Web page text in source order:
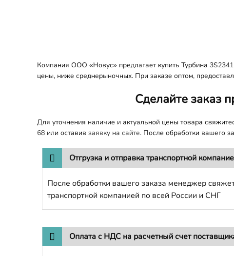
Компания ООО «Новус» предлагает купить Турбина
цены, ниже среднерыночных. При заказе оптом,
Сделайте заказ
Для уточнения наличие и актуальной цены товара
68 или оставив заявку на сайте. После обработки вашего
Отгрузка и отправка транспортной
После обработки вашего заказа менеджер
транспортной компанией по всей России и СНГ
Оплата с НДС на расчетный счет